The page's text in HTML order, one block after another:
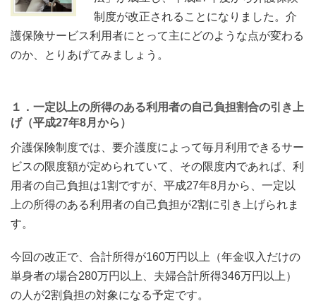
制度が改正されることになりました。介
護保険サービス利用者にとって主にどのような点が変わる
のか、とりあげてみましょう。
１．一定以上の所得のある利用者の自己負担割合の引き上
げ（平成27年8月から）
介護保険制度では、要介護度によって毎月利用できるサー
ビスの限度額が定められていて、その限度内であれば、利
用者の自己負担は1割ですが、平成27年8月から、一定以
上の所得のある利用者の自己負担が2割に引き上げられま
す。
今回の改正で、合計所得が160万円以上（年金収入だけの
単身者の場合280万円以上、夫婦合計所得346万円以上）
の人が2割負担の対象になる予定です。